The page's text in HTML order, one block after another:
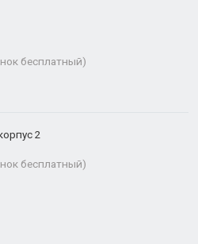
бесплатный)
2
бесплатный)